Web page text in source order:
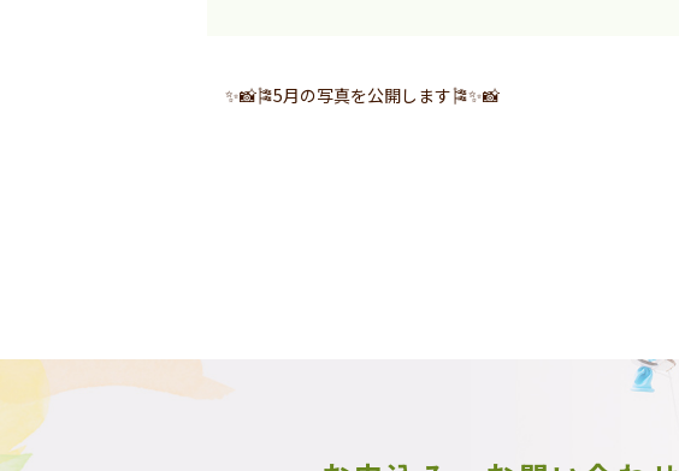
✨📸🎏5月の写真を公開します🎏✨📸